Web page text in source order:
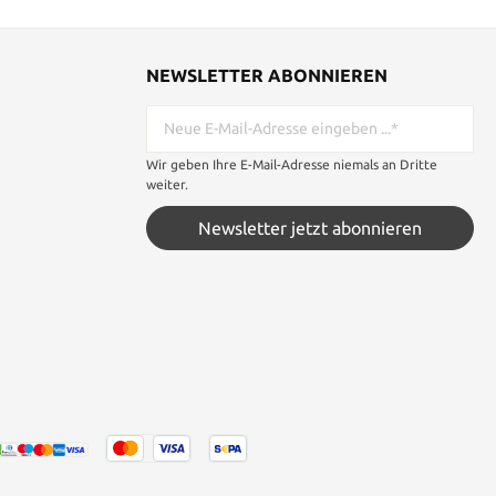
NEWSLETTER ABONNIEREN
Wir geben Ihre E-Mail-Adresse niemals an Dritte
weiter.
Newsletter jetzt abonnieren